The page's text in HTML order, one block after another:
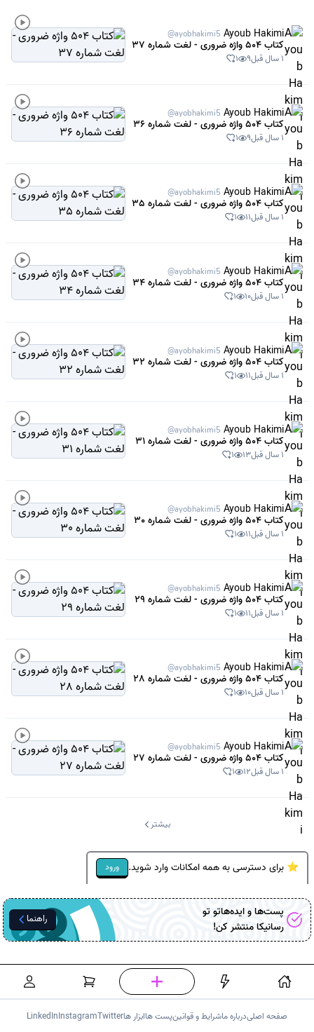
Ayoub Hakimi
@ayobhakimi5
کتاب 504 واژه ضروری - لغت شماره 37
1 سال قبل 9
1
Ayoub Hakimi
@ayobhakimi5
کتاب 504 واژه ضروری - لغت شماره 36
1 سال قبل 9
1
Ayoub Hakimi
@ayobhakimi5
کتاب 504 واژه ضروری - لغت شماره 35
1 سال قبل 11
1
Ayoub Hakimi
@ayobhakimi5
کتاب 504 واژه ضروری - لغت شماره 34
1 سال قبل 10
1
Ayoub Hakimi
@ayobhakimi5
کتاب 504 واژه ضروری - لغت شماره 32
1 سال قبل 11
1
Ayoub Hakimi
@ayobhakimi5
کتاب 504 واژه ضروری - لغت شماره 31
1 سال قبل 13
1
Ayoub Hakimi
@ayobhakimi5
کتاب 504 واژه ضروری - لغت شماره 30
1 سال قبل 11
1
Ayoub Hakimi
@ayobhakimi5
کتاب 504 واژه ضروری - لغت شماره 29
1 سال قبل 11
1
Ayoub Hakimi
@ayobhakimi5
کتاب 504 واژه ضروری - لغت شماره 28
1 سال قبل 10
1
Ayoub Hakimi
@ayobhakimi5
کتاب 504 واژه ضروری - لغت شماره 27
1 سال قبل 12
1
بیشتر
⭐ برای دسترسی به همه امکانات وارد شوید. ورود
پست‌ها و ایده‌هاتو تو
رسانیکامنتشر کن! راهنما
صفحه اصلیدرباره ماشرایط و قوانینپست هاابزار هاTwitter
Instagram
LinkedIn